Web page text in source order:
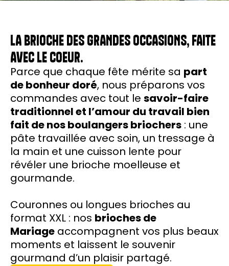
LA BRIOCHE DES GRANDES OCCASIONS, FAITE
AVEC LE COEUR.
Parce que chaque fête mérite sa part
de bonheur doré, nous préparons vos
commandes avec tout le savoir-faire
traditionnel et l’amour du travail bien
fait de nos boulangers briochers : une
pâte travaillée avec soin, un tressage à
la main et une cuisson lente pour
révéler une brioche moelleuse et
gourmande.
Couronnes ou longues brioches au
format XXL : nos brioches de
Mariage accompagnent vos plus beaux
moments et laissent le souvenir
gourmand d’un plaisir partagé.